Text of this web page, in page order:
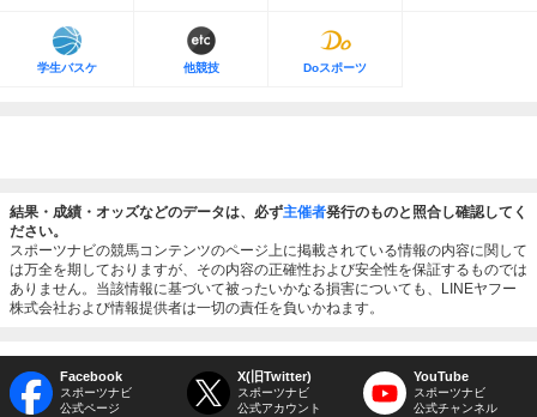
学生バスケ 他競技 Doスポーツ
結果・成績・オッズなどのデータは、必ず主催者発行のものと照合し確認してく
ださい。
スポーツナビの競馬コンテンツのページ上に掲載されている情報の内容に関して
は万全を期しておりますが、その内容の正確性および安全性を保証するものでは
ありません。当該情報に基づいて被ったいかなる損害についても、LINEヤフー
株式会社および情報提供者は一切の責任を負いかねます。
Facebook
スポーツナビ
公式ページ
X(旧Twitter)
スポーツナビ
公式アカウント
YouTube
スポーツナビ
公式チャンネル